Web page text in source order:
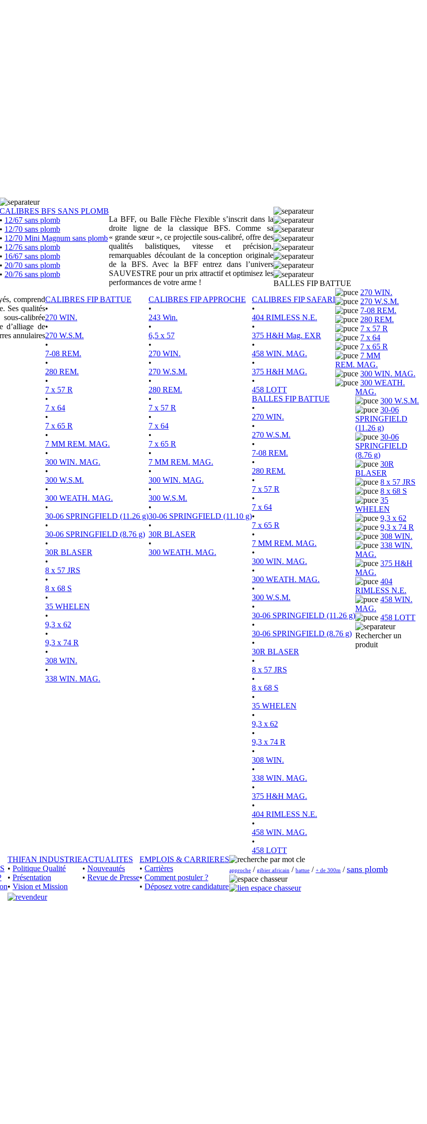
CALIBRES BFS SANS PLOMB
• 12/67 sans plomb
• 12/70 sans plomb
• 12/70 Mini Magnum sans plomb
• 12/76 sans plomb
• 16/67 sans plomb
• 20/70 sans plomb
• 20/76 sans plomb
La BFF, ou Balle Flèche Flexible s’inscrit dans la
droite ligne de la classique BFS. Comme sa
« grande sœur », ce projectile sous-calibré, offre des
qualités balistiques, vitesse et précision,
remarquables découlant de la conception originale
de la BFS. Avec la BFF entrez dans l’univers
SAUVESTRE pour un prix attractif et optimisez les
performances de votre arme !
comprend
Ses qualités
calibrée
d’alliage de
annulaires
CALIBRES FIP BATTUE
•
270 WIN.
•
270 W.S.M.
•
7-08 REM.
•
280 REM.
•
7 x 57 R
•
7 x 64
•
7 x 65 R
•
7 MM REM. MAG.
•
300 WIN. MAG.
•
300 W.S.M.
•
300 WEATH. MAG.
•
30-06 SPRINGFIELD (11.26 g)
•
30-06 SPRINGFIELD (8.76 g)
•
30R BLASER
•
8 x 57 JRS
•
8 x 68 S
•
35 WHELEN
•
9,3 x 62
•
9,3 x 74 R
•
308 WIN.
•
338 WIN. MAG.
CALIBRES FIP APPROCHE
•
243 Win.
•
6,5 x 57
•
270 WIN.
•
270 W.S.M.
•
280 REM.
•
7 x 57 R
•
7 x 64
•
7 x 65 R
•
7 MM REM. MAG.
•
300 WIN. MAG.
•
300 W.S.M.
•
30-06 SPRINGFIELD (11.10 g)
•
30R BLASER
•
300 WEATH. MAG.
CALIBRES FIP SAFARI
•
404 RIMLESS N.E.
•
375 H&H Mag. EXR
•
458 WIN. MAG.
•
375 H&H MAG.
•
458 LOTT
BALLES FIP BATTUE
•
270 WIN.
•
270 W.S.M.
•
7-08 REM.
•
280 REM.
•
7 x 57 R
•
7 x 64
•
7 x 65 R
•
7 MM REM. MAG.
•
300 WIN. MAG.
•
300 WEATH. MAG.
•
300 W.S.M.
•
30-06 SPRINGFIELD (11.26 g)
•
30-06 SPRINGFIELD (8.76 g)
•
30R BLASER
•
8 x 57 JRS
•
8 x 68 S
•
35 WHELEN
•
9,3 x 62
•
9,3 x 74 R
•
308 WIN.
•
338 WIN. MAG.
•
375 H&H MAG.
•
404 RIMLESS N.E.
•
458 WIN. MAG.
•
458 LOTT
THIFAN INDUSTRIE
• Politique Qualité
• Présentation
• Vision et Mission
ACTUALITES
• Nouveautés
• Revue de Presse
EMPLOIS & CARRIERES
• Carrières
• Comment postuler ?
• Déposez votre candidature
BALLES FIP BATTUE
270 WIN.
270 W.S.M.
7-08 REM.
280 REM.
7 x 57 R
7 x 64
7 x 65 R
7 MM
REM. MAG.
300 WIN. MAG.
300 WEATH.
MAG.
300 W.S.M.
30-06
SPRINGFIELD
(11.26 g)
30-06
SPRINGFIELD
(8.76 g)
30R
BLASER
8 x 57 JRS
8 x 68 S
35
WHELEN
9,3 x 62
9,3 x 74 R
308 WIN.
338 WIN.
MAG.
375 H&H
MAG.
404
RIMLESS N.E.
458 WIN.
MAG.
458 LOTT
Rechercher un
produit
approche / gibier africain / battue / + de 300m / sans plomb